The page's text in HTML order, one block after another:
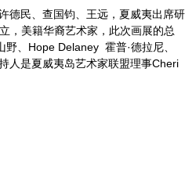
德民、查国钧、王远，夏威夷出席研
，美籍华裔艺术家，此次画展的总
野、Hope Delaney 霍普·德拉尼、
人是夏威夷岛艺术家联盟理事Cheri